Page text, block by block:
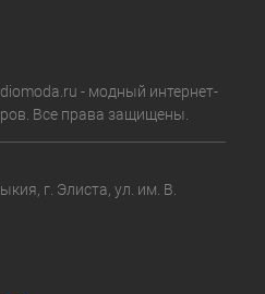
- модный интернет-
Все права защищены.
г. Элиста, ул. им. В.